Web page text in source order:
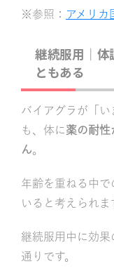
※参照： アメリカ
継続服用｜ 体
ともある
バイアグラが「
も、体に薬の耐性
ん。
年齢を重ねる中で
いると考えられま
継続服用中に効
通りです。